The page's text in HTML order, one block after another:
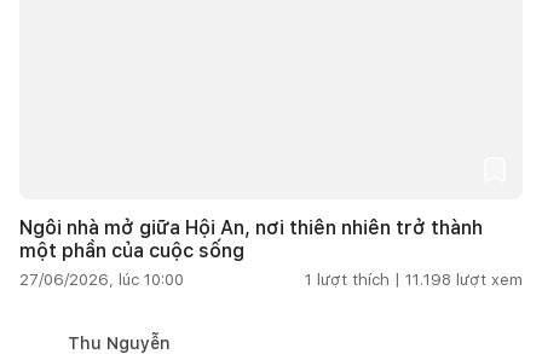
Ngôi nhà mở giữa Hội An, nơi thiên nhiên trở thành
một phần của cuộc sống
27/06/2026, lúc 10:00 1 lượt thích | 11.198 lượt xem
Thu Nguyễn